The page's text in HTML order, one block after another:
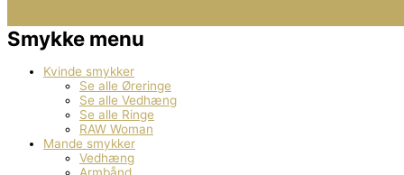
Smykke menu
Kvinde smykker
Se alle Øreringe
Se alle Vedhæng
Se alle Ringe
RAW Woman
Mande smykker
Vedhæng